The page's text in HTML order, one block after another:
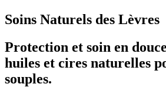
Soins Naturels des Lèvres
Protection et soin en
huiles et cires naturelles
souples.